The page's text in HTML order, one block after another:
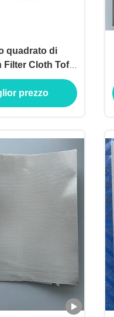
quadrato di
Cloth Tofu
del cotone
prezzo